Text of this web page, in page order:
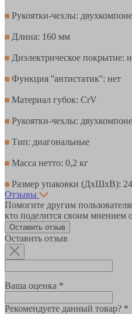
Рукоятки-чехлы:
Длина: 160 мм
Диэлектрическое покрытие:
Функция ''антистатик'': нет
Материал губок: CrV
Рукоятки-чехлы:
Тип: диагональные
Масса нетто: 0,2 кг
Размер упаковки (ДхШхВ):
Отзывы
Помогите другим
кто поделится своим мнением
Оставить отзыв
Оставить отзыв
Ваша оценка *
Рекомендуете данный товар? *